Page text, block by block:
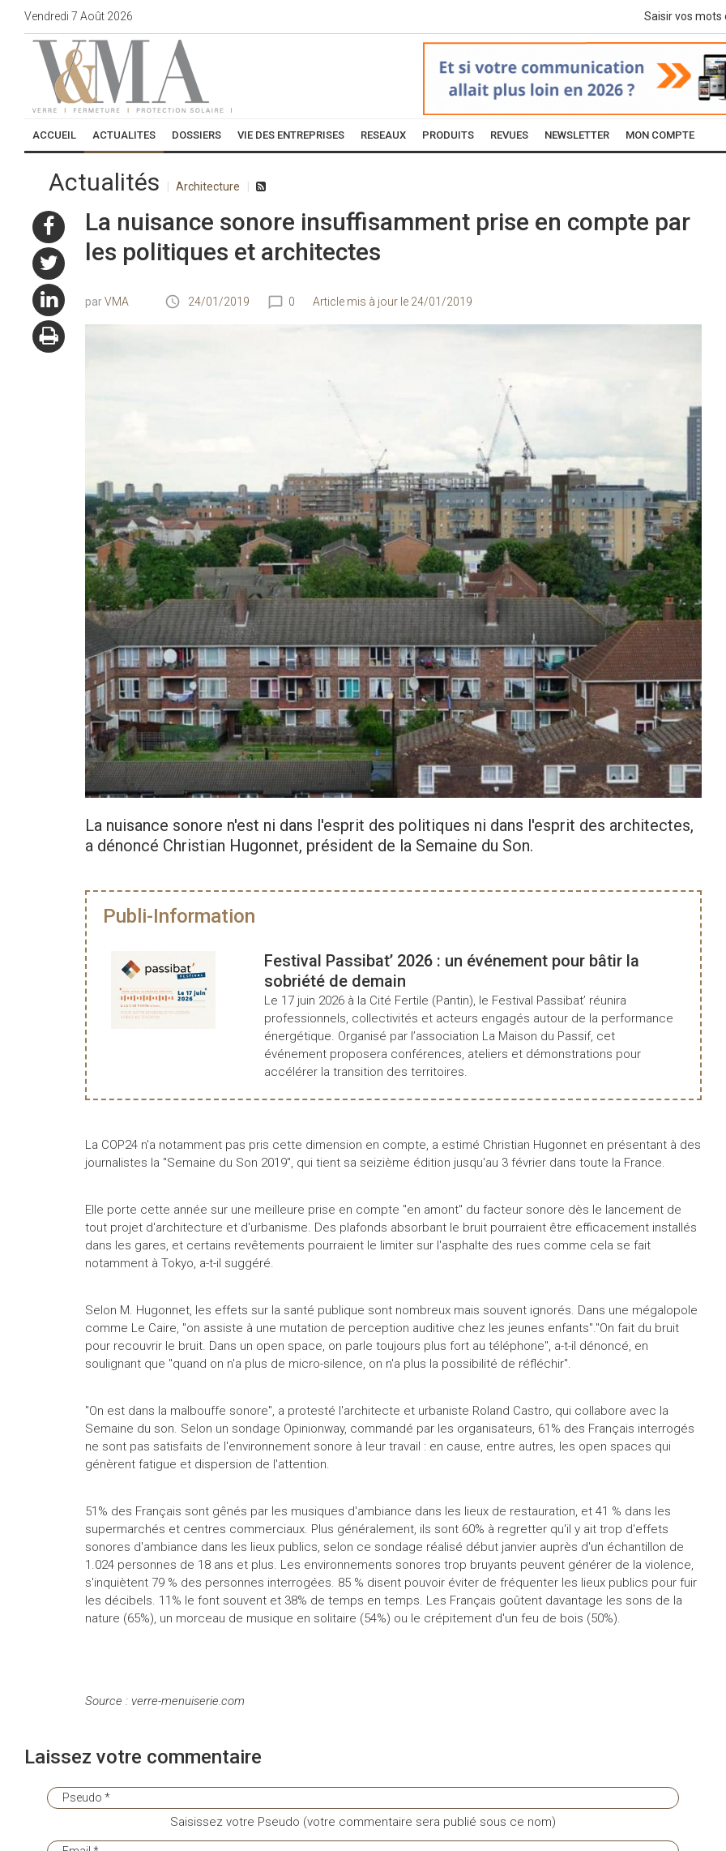
Vendredi 7 Août 2026
ACCUEIL ACTUALITES DOSSIERS VIE DES ENTREPRISES RESEAUX PRODUITS REVUES NEWSLETTER MON COMPTE
Actualités Architecture
La nuisance sonore insuffisamment prise en compte par
les politiques et architectes
VMA 24/01/2019 0 Article mis à jour le 24/01/2019
La nuisance sonore n'est ni dans l'esprit des politiques ni dans l'esprit des architectes,
a dénoncé Christian Hugonnet, président de la Semaine du Son.
Publi-Information
Festival Passibat’ 2026 : un événement pour bâtir la
sobriété de demain
Le 17 juin 2026 à la Cité Fertile (Pantin), le Festival Passibat’ réunira
professionnels, collectivités et acteurs engagés autour de la performance
énergétique. Organisé par l’association La Maison du Passif, cet
événement proposera conférences, ateliers et démonstrations pour
accélérer la transition des territoires.
La COP24 n'a notamment pas pris cette dimension en compte, a estimé Christian Hugonnet en présentant à des
journalistes la "Semaine du Son 2019", qui tient sa seizième édition jusqu'au 3 février dans toute la France.
Elle porte cette année sur une meilleure prise en compte "en amont" du facteur sonore dès le lancement de
tout projet d'architecture et d'urbanisme. Des plafonds absorbant le bruit pourraient être efficacement installés
dans les gares, et certains revêtements pourraient le limiter sur l'asphalte des rues comme cela se fait
notamment à Tokyo, a-t-il suggéré.
Selon M. Hugonnet, les effets sur la santé publique sont nombreux mais souvent ignorés. Dans une mégalopole
comme Le Caire, "on assiste à une mutation de perception auditive chez les jeunes enfants"."On fait du bruit
pour recouvrir le bruit. Dans un open space, on parle toujours plus fort au téléphone", a-t-il dénoncé, en
soulignant que "quand on n'a plus de micro-silence, on n'a plus la possibilité de réfléchir".
"On est dans la malbouffe sonore", a protesté l'architecte et urbaniste Roland Castro, qui collabore avec la
Semaine du son. Selon un sondage Opinionway, commandé par les organisateurs, 61% des Français interrogés
ne sont pas satisfaits de l'environnement sonore à leur travail : en cause, entre autres, les open spaces qui
génèrent fatigue et dispersion de l'attention.
51% des Français sont gênés par les musiques d'ambiance dans les lieux de restauration, et 41 % dans les
supermarchés et centres commerciaux. Plus généralement, ils sont 60% à regretter qu'il y ait trop d'effets
sonores d'ambiance dans les lieux publics, selon ce sondage réalisé début janvier auprès d'un échantillon de
1.024 personnes de 18 ans et plus. Les environnements sonores trop bruyants peuvent générer de la violence,
s'inquiètent 79 % des personnes interrogées. 85 % disent pouvoir éviter de fréquenter les lieux publics pour fuir
les décibels. 11% le font souvent et 38% de temps en temps. Les Français goûtent davantage les sons de la
nature (65%), un morceau de musique en solitaire (54%) ou le crépitement d'un feu de bois (50%).
Source : verre-menuiserie.com
Laissez votre commentaire
Saisissez votre Pseudo (votre commentaire sera publié sous ce nom)
Consultez